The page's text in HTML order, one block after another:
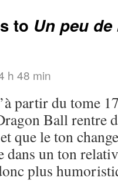
to Un peu
h 48 min
partir du tome
Ball rentre
que le ton
dans un ton
plus